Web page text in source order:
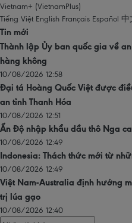
Vietnam+ (VietnamPlus)
Tiếng Việt English Français Español 中
Tin mới
Thành lập Ủy ban quốc gia về
hàng không
10/08/2026 12:58
Đại tá Hoàng Quốc Việt được
an tỉnh Thanh Hóa
10/08/2026 12:51
Ấn Độ nhập khẩu dầu thô Nga
10/08/2026 12:49
Indonesia: Thách thức mới từ
10/08/2026 12:49
Việt Nam-Australia định hướng
trị lúa gạo
10/08/2026 12:40